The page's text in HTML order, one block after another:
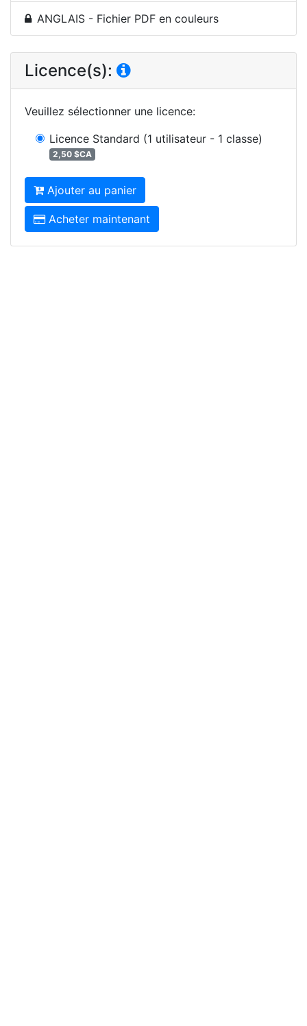
ANGLAIS - Fichier PDF en couleurs
Licence(s):
Veuillez sélectionner une licence:
Licence Standard (1 utilisateur - 1 classe)
2,50 $CA
Ajouter au panier
Acheter maintenant